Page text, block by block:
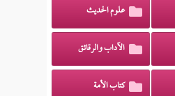
علوم الحديث
الآداب والرقائق
كتاب الأمة